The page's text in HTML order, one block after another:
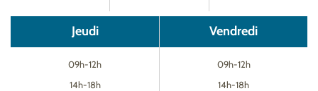
Jeudi
09h-12h
14h-18h
Vendredi
09h-12h
14h-18h